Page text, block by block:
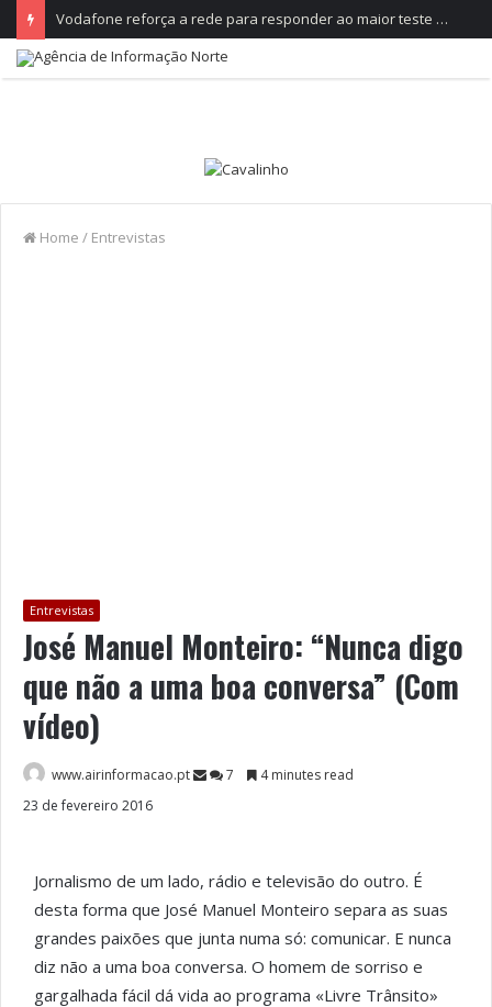
Vodafone reforça a rede para responder ao maior teste do ano, no Festival de Paredes de Coura
Home / Entrevistas
Entrevistas
José Manuel Monteiro: “Nunca digo
que não a uma boa conversa” (Com
vídeo)
www.airinformacao.pt 7
4 minutes read
23 de fevereiro 2016
Jornalismo de um lado, rádio e televisão do outro. É
desta forma que José Manuel Monteiro separa as suas
grandes paixões que junta numa só: comunicar. E nunca
diz não a uma boa conversa. O homem de sorriso e
gargalhada fácil dá vida ao programa «Livre Trânsito»